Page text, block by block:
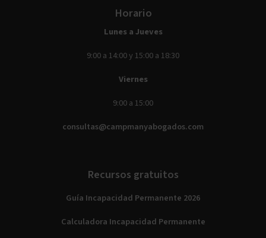
Horario
Lunes a Jueves
9:00 a 14:00 y 15:00 a 18:30
Viernes
9:00 a 15:00
consultas@campmanyabogados.com
Recursos gratuitos
Guía Incapacidad Permanente 2026
Calculadora Incapacidad Permanente